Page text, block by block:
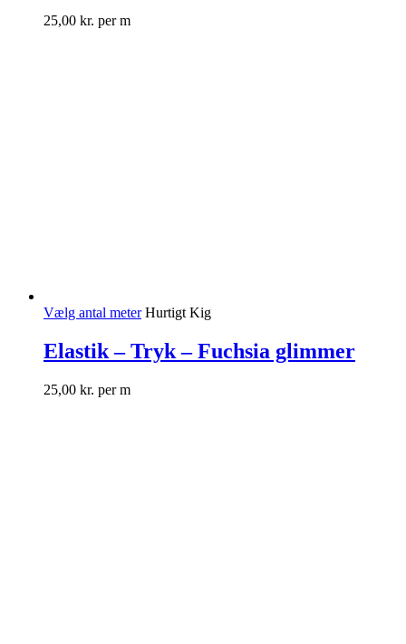
25,00 kr. per m
Vælg antal meter Hurtigt Kig
Elastik – Tryk – Fuchsia glimmer
25,00 kr. per m